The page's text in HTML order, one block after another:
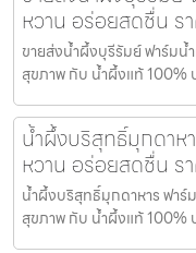
หวาน อร่อยสดชื่น ร
ขายส่งน้ำผึ้งบุรีรัมย์ ฟาร์มน้
สุขภาพ กับ น้ำผึ้งแท้ 100%
น้ำผึ้งบริสุทธิ์มุกดาห
หวาน อร่อยสดชื่น ร
น้ำผึ้งบริสุทธิ์มุกดาหาร ฟาร์
สุขภาพ กับ น้ำผึ้งแท้ 100%